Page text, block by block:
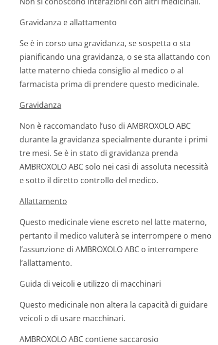
Gravidanza e allattamento
Se è in corso una gravidanza, se sospetta o sta
pianificando una gravidanza, o se sta allattando con
latte materno chieda consiglio al medico o al
farmacista prima di prendere questo medicinale.
Gravidanza
Non è raccomandato l’uso di AMBROXOLO ABC
durante la gravidanza specialmente durante i primi
tre mesi. Se è in stato di gravidanza prenda
AMBROXOLO ABC solo nei casi di assoluta necessità
e sotto il diretto controllo del medico.
Allattamento
Questo medicinale viene escreto nel latte materno,
pertanto il medico valuterà se interrompere o meno
l’assunzione di AMBROXOLO ABC o interrompere
l’allattamento.
Guida di veicoli e utilizzo di macchinari
Questo medicinale non altera la capacità di guidare
veicoli o di usare macchinari.
AMBROXOLO ABC contiene saccarosio